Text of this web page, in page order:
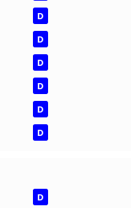
D
D
D
D
D
D
D